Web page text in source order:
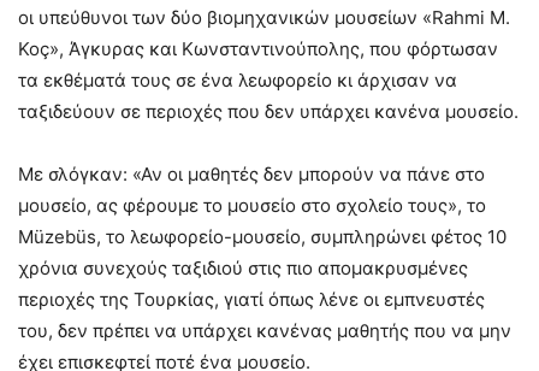
οι υπεύθυνοι των δύο βιομηχανικών μουσείων «Rahmi M.
Koç», Άγκυρας και Κωνσταντινούπολης, που φόρτωσαν
τα εκθέματά τους σε ένα λεωφορείο κι άρχισαν να
ταξιδεύουν σε περιοχές που δεν υπάρχει κανένα μουσείο.
Με σλόγκαν: «Αν οι μαθητές δεν μπορούν να πάνε στο
μουσείο, ας φέρουμε το μουσείο στο σχολείο τους», το
Müzebüs, το λεωφορείο-μουσείο, συμπληρώνει φέτος 10
χρόνια συνεχούς ταξιδιού στις πιο απομακρυσμένες
περιοχές της Τουρκίας, γιατί όπως λένε οι εμπνευστές
του, δεν πρέπει να υπάρχει κανένας μαθητής που να μην
έχει επισκεφτεί ποτέ ένα μουσείο.